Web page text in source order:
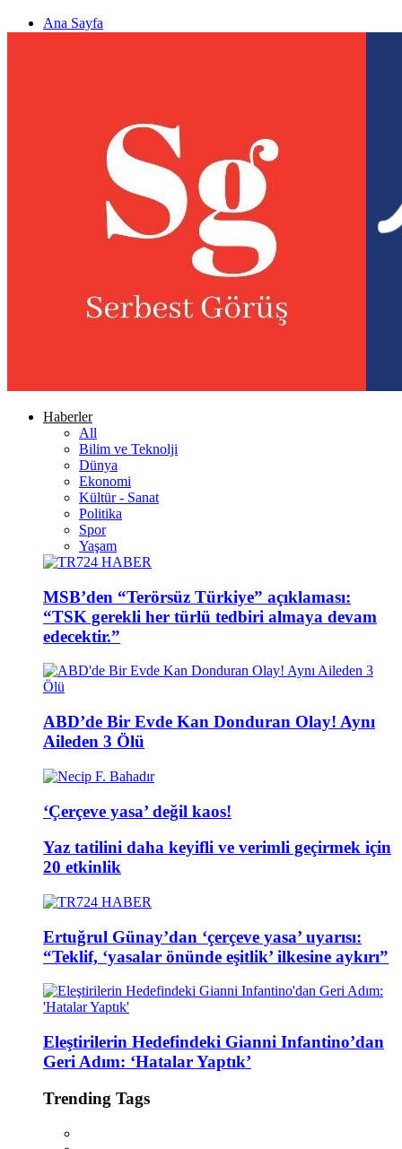
Ana Sayfa
Haberler
All
Bilim ve Teknolji
Dünya
Ekonomi
Kültür - Sanat
Politika
Spor
Yaşam
MSB’den “Terörsüz Türkiye” açıklaması:
“TSK gerekli her türlü tedbiri almaya devam
edecektir.”
ABD’de Bir Evde Kan Donduran Olay! Aynı
Aileden 3 Ölü
‘Çerçeve yasa’ değil kaos!
Yaz tatilini daha keyifli ve verimli geçirmek için
20 etkinlik
Ertuğrul Günay’dan ‘çerçeve yasa’ uyarısı:
“Teklif, ‘yasalar önünde eşitlik’ ilkesine aykırı”
Eleştirilerin Hedefindeki Gianni Infantino’dan
Geri Adım: ‘Hatalar Yaptık’
Trending Tags